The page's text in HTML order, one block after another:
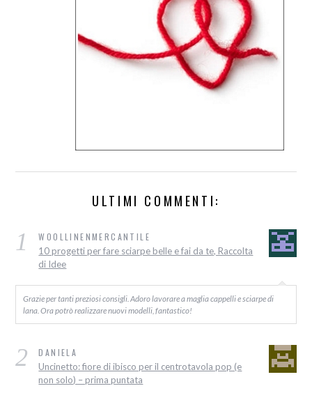
ULTIMI COMMENTI:
1 WOOLLINENMERCANTILE
10 progetti per fare sciarpe belle e fai da te, Raccolta
di Idee
Grazie per tanti preziosi consigli. Adoro lavorare a maglia cappelli e sciarpe di
lana. Ora potrò realizzare nuovi modelli, fantastico!
2 DANIELA
Uncinetto: fiore di ibisco per il centrotavola pop (e
non solo) – prima puntata